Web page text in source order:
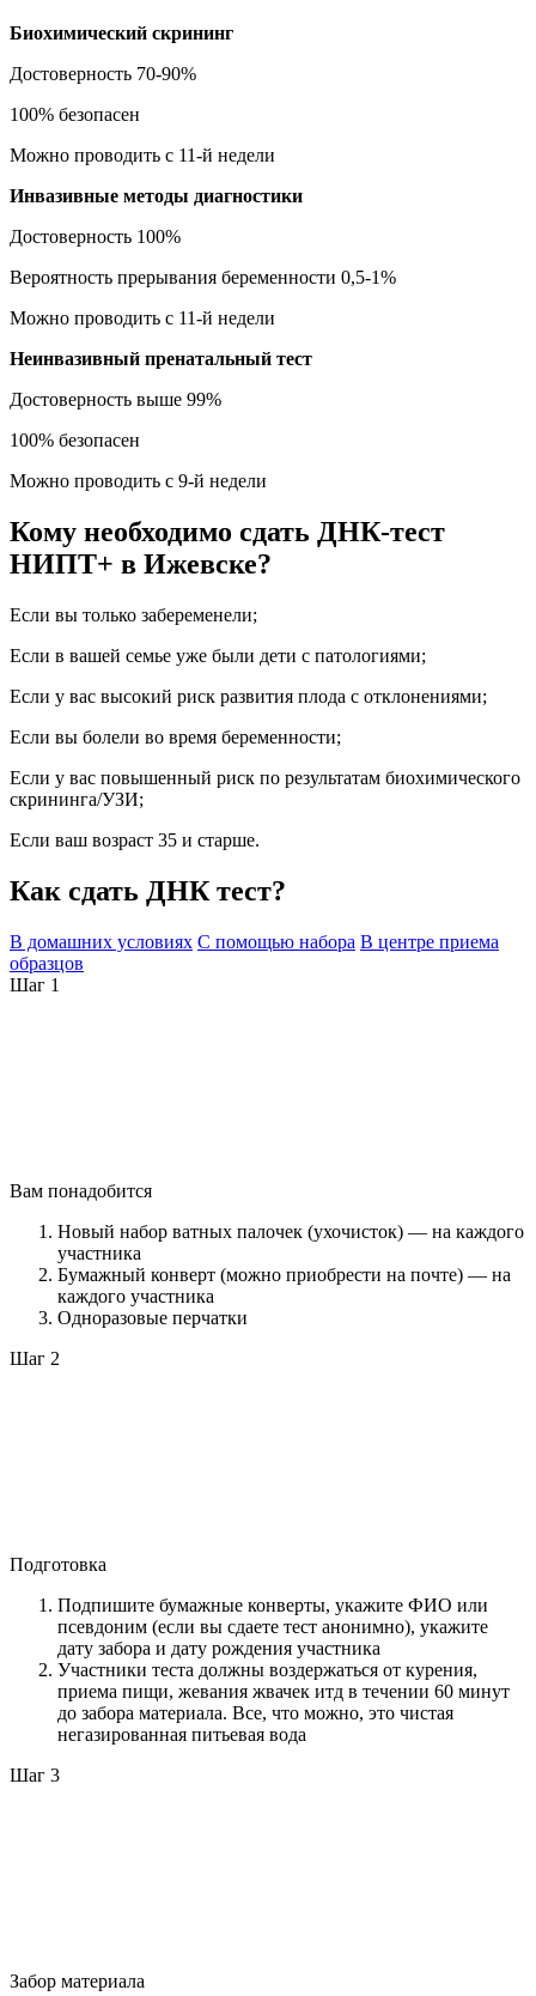
Биохимический скрининг
Достоверность 70-90%
100% безопасен
Можно проводить с 11-й недели
Инвазивные методы диагностики
Достоверность 100%
Вероятность прерывания беременности 0,5-1%
Можно проводить с 11-й недели
Неинвазивный пренатальный тест
Достоверность выше 99%
100% безопасен
Можно проводить с 9-й недели
Кому необходимо сдать ДНК-тест
НИПТ+ в Ижевске?
Если вы только забеременели;
Если в вашей семье уже были дети с патологиями;
Если у вас высокий риск развития плода с отклонениями;
Если вы болели во время беременности;
Если у вас повышенный риск по результатам биохимического
скрининга/УЗИ;
Если ваш возраст 35 и старше.
Как сдать ДНК тест?
В домашних условиях С помощью набора В центре приема
образцов
Шаг 1
Вам понадобится
Новый набор ватных палочек (ухочисток) — на каждого
участника
Бумажный конверт (можно приобрести на почте) — на
каждого участника
Одноразовые перчатки
Шаг 2
Подготовка
Подпишите бумажные конверты, укажите ФИО или
псевдоним (если вы сдаете тест анонимно), укажите
дату забора и дату рождения участника
Участники теста должны воздержаться от курения,
приема пищи, жевания жвачек итд в течении 60 минут
до забора материала. Все, что можно, это чистая
негазированная питьевая вода
Шаг 3
Забор материала